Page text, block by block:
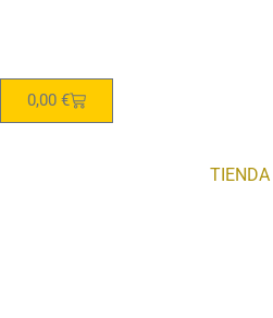
0,00 €
TIENDA